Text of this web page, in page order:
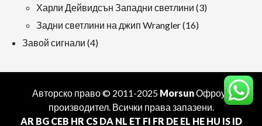
продукти
Харли Дейвидсън Западни светлини 33
Задни светлини на джип Wrangler 1616
Завой сигнали 44
Авторско право © 2011-2025 MorsunОфроуд
производител. Всички права запазени.
AR BG CEB HR CS DA NL ET FI FR DE EL HE HU IS ID